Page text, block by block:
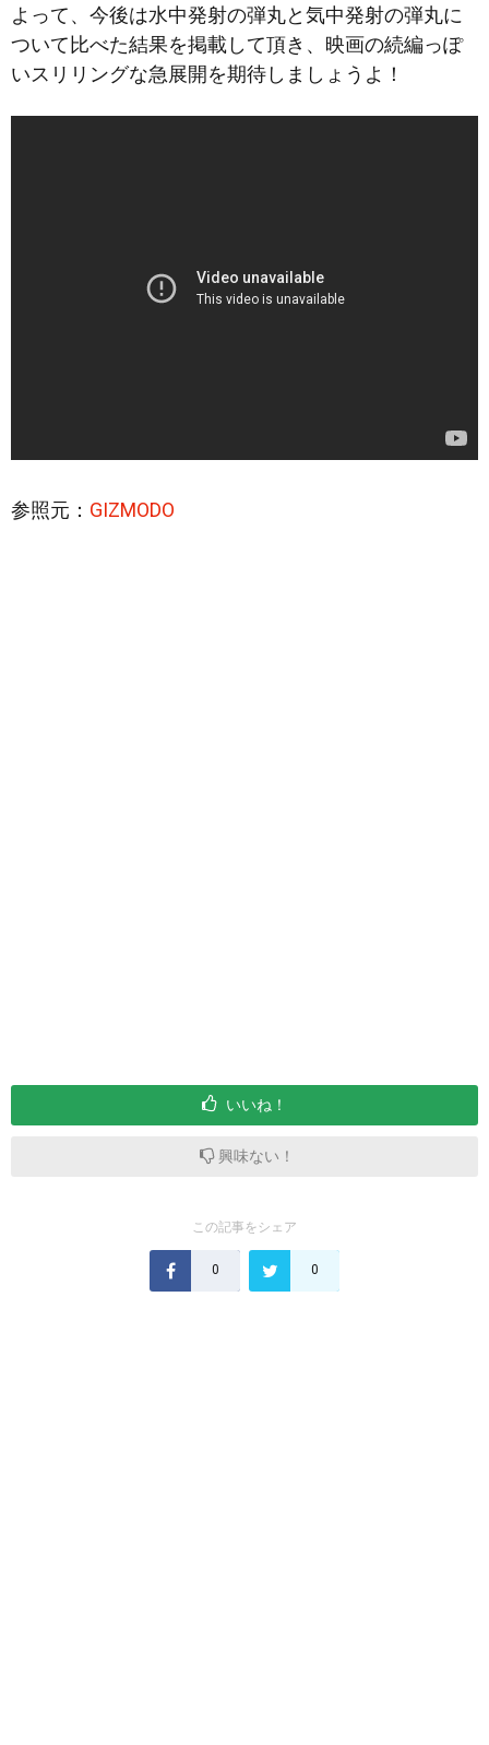
よって、今後は水中発射の弾丸と気中発射の弾丸に
ついて比べた結果を掲載して頂き、映画の続編っぽ
いスリリングな急展開を期待しましょうよ！
参照元： GIZMODO
いいね！
興味ない！
この記事をシェア
0 0